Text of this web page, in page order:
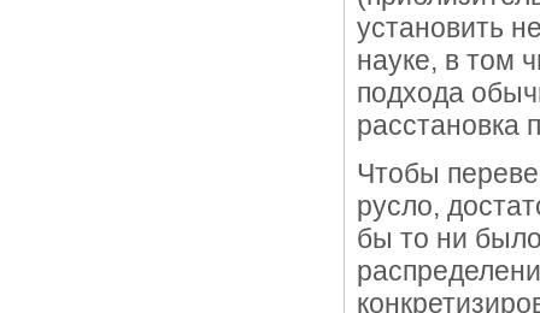
установить
науке, в том
подхода
расстановка
Чтобы
русло,
бы то ни